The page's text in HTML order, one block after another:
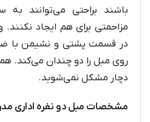
باشند براحتی می‌توانند
مزاحمتی برای هم ایجاد
در قسمت پشتی و نشیمن با
روی مبل را دو چندان می‌کند.
دچار مشکل نمی‌شوید.
مشخصات مبل دو نفره اداری